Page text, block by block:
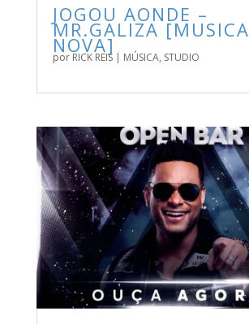
JOGOU AONDE –
MR.GALIZA [MUSICA
NOVA]
por RICK REIS| MÚSICA, STUDIO